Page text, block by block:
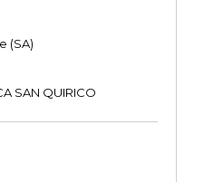
(SA)
SAN QUIRICO